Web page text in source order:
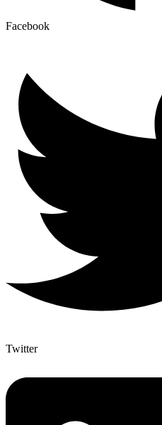
Facebook
Twitter